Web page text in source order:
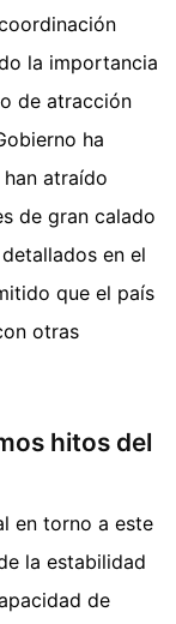
la importancia
de atracción
ha
atraído
de gran calado
en el
que el país
otras
hitos del
en torno a este
la estabilidad
de